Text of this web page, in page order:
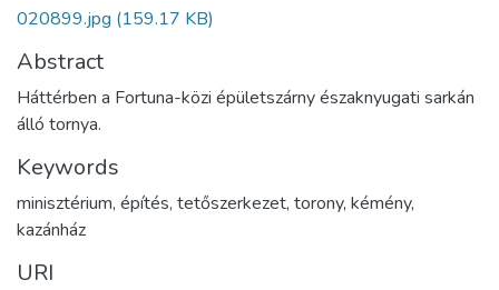
020899.jpg (159.17 KB)
Abstract
Háttérben a Fortuna-közi épületszárny északnyugati sarkán
álló tornya.
Keywords
minisztérium, építés, tetőszerkezet, torony, kémény,
kazánház
URI